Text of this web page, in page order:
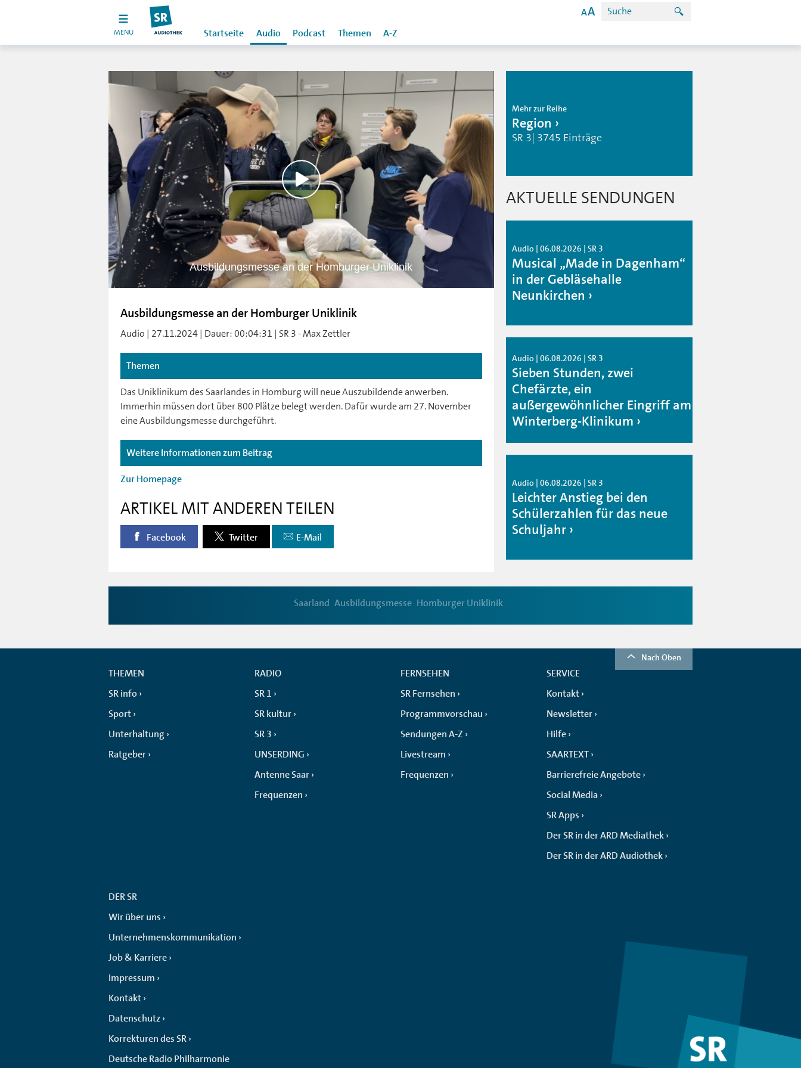
MENU Startseite Audio Podcast Themen A-Z
Ausbildungsmesse an der Homburger Uniklinik
Ausbildungsmesse an der Homburger Uniklinik
Audio | 27.11.2024 | Dauer: 00:04:31 | SR 3 - Max Zettler
Themen
Das Uniklinikum des Saarlandes in Homburg will neue Auszubildende anwerben.
Immerhin müssen dort über 800 Plätze belegt werden. Dafür wurde am 27. November
eine Ausbildungsmesse durchgeführt.
Weitere Informationen zum Beitrag
Zur Homepage
ARTIKEL MIT ANDEREN TEILEN
Facebook Twitter E-Mail
Mehr zur Reihe
Region
SR 3| 3745 Einträge
AKTUELLE SENDUNGEN
Audio | 06.08.2026 | SR 3
Musical „Made in Dagenham“
in der Gebläsehalle
Neunkirchen
Audio | 06.08.2026 | SR 3
Sieben Stunden, zwei
Chefärzte, ein
außergewöhnlicher Eingriff am
Winterberg-Klinikum
Audio | 06.08.2026 | SR 3
Leichter Anstieg bei den
Schülerzahlen für das neue
Schuljahr
Saarland Ausbildungsmesse Homburger Uniklinik
Nach Oben
THEMEN
SR info
Sport
Unterhaltung
Ratgeber
RADIO
SR 1
SR kultur
SR 3
UNSERDING
Antenne Saar
Frequenzen
FERNSEHEN
SR Fernsehen
Programmvorschau
Sendungen A-Z
Livestream
Frequenzen
SERVICE
Kontakt
Newsletter
Hilfe
SAARTEXT
Barrierefreie Angebote
Social Media
SR Apps
Der SR in der ARD Mediathek
Der SR in der ARD Audiothek
DER SR
Wir über uns
Unternehmenskommunikation
Job & Karriere
Impressum
Kontakt
Datenschutz
Korrekturen des SR
Deutsche Radio Philharmonie